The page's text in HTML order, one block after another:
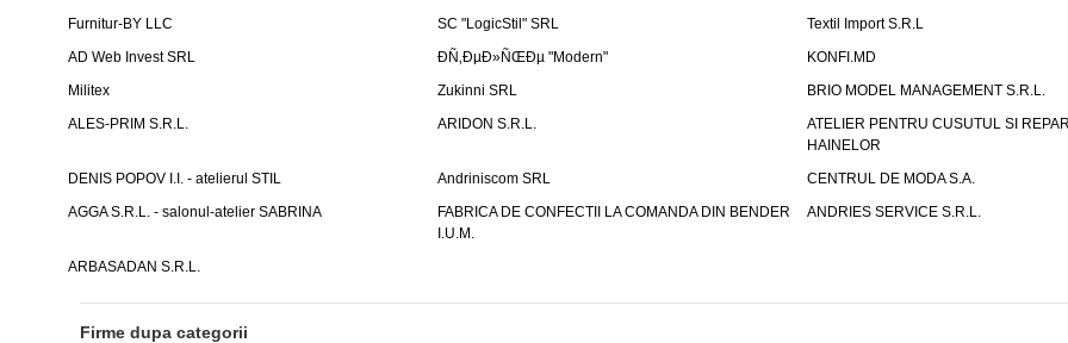
Furnitur-BY LLC
SC "LogicStil" SRL
Textil Import S.R.L
AD Web Invest SRL
ÐÑ‚ÐµÐ»ÑŒÐµ "Modern"
KONFI.MD
Militex
Zukinni SRL
BRIO MODEL MANAGEMENT S.R.L.
ALES-PRIM S.R.L.
ARIDON S.R.L.
ATELIER PENTRU CUSUTUL SI
HAINELOR
DENIS POPOV I.I. - atelierul STIL
Andriniscom SRL
CENTRUL DE MODA S.A.
AGGA S.R.L. - salonul-atelier SABRINA
FABRICA DE CONFECTII LA COMANDA DIN BENDER
I.U.M.
ANDRIES SERVICE S.R.L.
ARBASADAN S.R.L.
Firme dupa categorii